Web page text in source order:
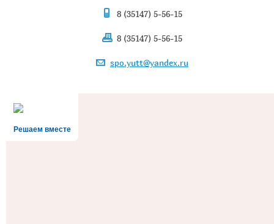
8 (35147) 5-56-15
8 (35147) 5-56-15
spo.yutt@yandex.ru
Решаем вместе